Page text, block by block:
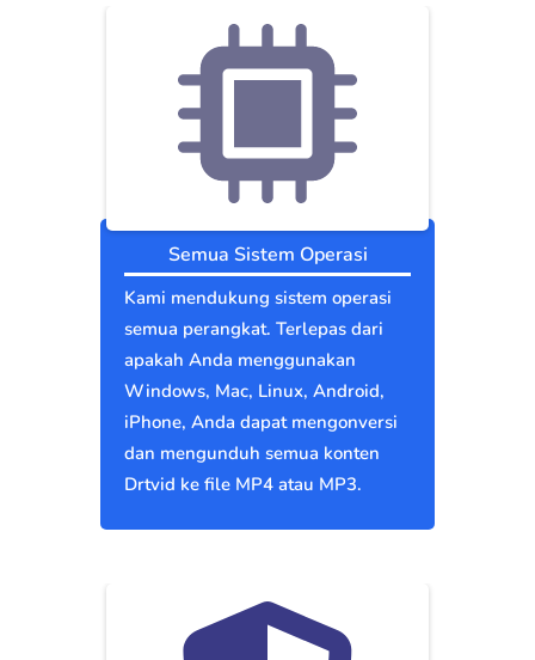
Semua Sistem Operasi
Kami mendukung sistem operasi
semua perangkat. Terlepas dari
apakah Anda menggunakan
Windows, Mac, Linux, Android,
iPhone, Anda dapat mengonversi
dan mengunduh semua konten
Drtvid ke file MP4 atau MP3.